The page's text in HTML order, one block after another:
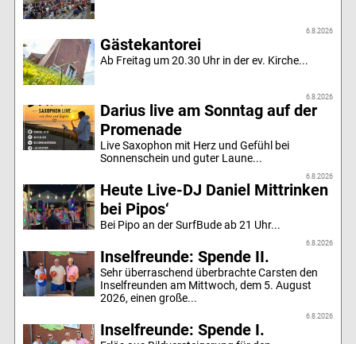
6.8.2026
Gästekantorei
Ab Freitag um 20.30 Uhr in der ev. Kirche...
6.8.2026
Darius live am Sonntag auf der
Promenade
Live Saxophon mit Herz und Gefühl bei
Sonnenschein und guter Laune...
6.8.2026
Heute Live-DJ Daniel Mittrinken
bei Pipos‘
Bei Pipo an der SurfBude ab 21 Uhr...
6.8.2026
Inselfreunde: Spende II.
Sehr überraschend überbrachte Carsten den
Inselfreunden am Mittwoch, dem 5. August
2026, einen große...
6.8.2026
Inselfreunde: Spende I.